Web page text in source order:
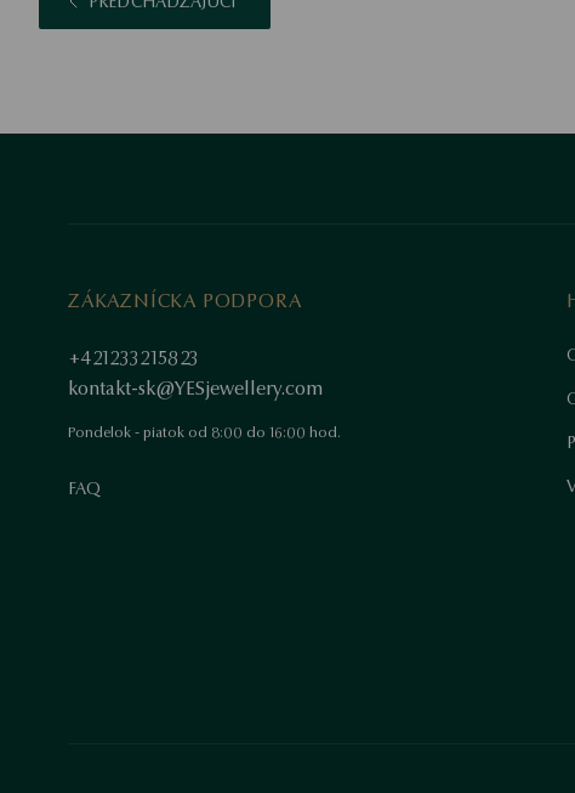
ZÁKAZNÍCKA PODPORA
+421233215823
kontakt-sk@YESjewellery.com
Pondelok - piatok od 8:00 do 16:00 hod.
FAQ